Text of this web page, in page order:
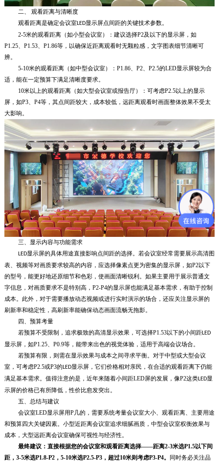
二、 观看距离与清晰度
观看距离是确定会议室LED显示屏点间距的关键技术参数。
2-5米的观看距离（如小型会议室）： 建议选择P2及以下的显示屏，如
P1.25、P1.53、P1.86等，以确保近距离观看时无颗粒感，文字图表细节清晰可
辨。
5-10米的观看距离（如中型会议室）：P1.86、P2、P2.5的LED显示屏较为合
适，能在一定预算下满足清晰度要求。
10米以上的观看距离（如大型会议室或报告厅）： 可考虑P2.5以上的显示
屏，如P3、P4等，其点间距较大，成本较低，远距离观看时画面整体效果不受太
大影响。
三、显示内容与功能需求
LED显示屏的具体用途直接影响点间距的选择。若会议室经常需要展示高清图
表、视频等对画质要求较高的内容，应选择像素点更为密集的显示屏，如P2以下
的型号，能更好地还原细节和色彩，使画面清晰锐利。如果主要用于展示普通文
字信息，对画质要求不是特别高，P2-P4的显示屏也能满足基本需求，有助于控制
成本。此外，对于需要播放动态视频或进行实时演示的场合，还应关注显示屏的
刷新率和稳定性，高刷新率能确保动态画面流畅无拖影。
四、预算考量
若预算不受限制，追求极致的高清显示效果，可选择P1.53以下的小间距LED
显示屏，如P1.25、P0.9等，能带来出色的视觉体验，适用于高端会议场合。
若预算有限，则需在显示效果与成本之间寻求平衡。对于中型或大型会议
室，可考虑P2.5或P3的LED显示屏，它们价格相对亲民，在合适的观看距离下仍能
满足基本需求。值得注意的是，近年来随着小间距LED屏的发展，像P2这类LED显
示屏的价格已有所降低，性价比愈发突出。
五、总结与建议
会议室LED显示屏用P几的 ，需要系统考量会议室大小、观看距离、主要用途
和预算四大关键因素。小型近距离会议室追求细腻画质，中型会议室权衡效果与
成本，大型远距离会议室确保可视性与经济性。
最终建议：直接根据您的会议室和观看距离选择——距离2-3米选P1.5以下间
距，3-5米选P1.8-P2，5-10米选P2.5-P3，超过10米则考虑P3-P4。
同时务必关注品